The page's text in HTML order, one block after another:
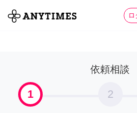
ロ
全て
依頼相談
1 2